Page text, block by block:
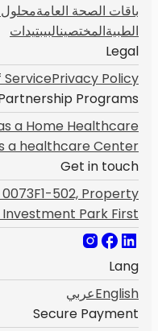
باقات الصحة العامةمحلول
الطبيةالمختصينالبيبتيدات
Legal
ServicePrivacy Policy
Programs
a Home Healthcare
a healthcare Center
Get in touch
F1-502, Property
Park First
Lang
Englishعربي
Secure Payment